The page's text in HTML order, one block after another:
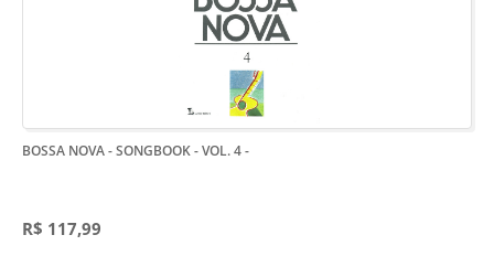
BOSSA NOVA - SONGBOOK - VOL. 4-
R$ 117,99